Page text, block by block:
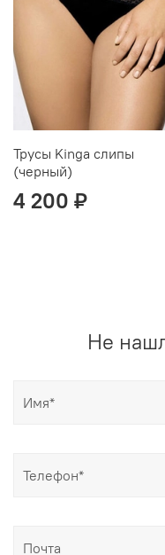
Трусы Kinga слипы
(черный)
4 200 ₽
Не